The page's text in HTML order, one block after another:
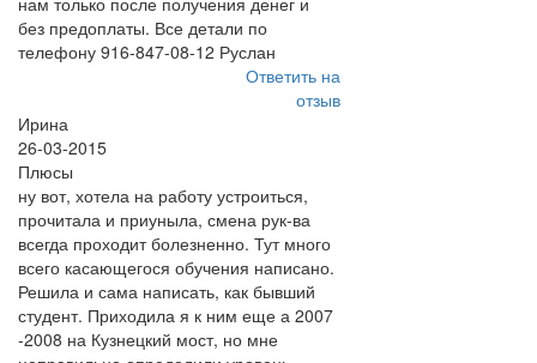
без предоплаты. Все детали по
телефону 916-847-08-12 Руслан
Ответить на
отзыв
Ирина
26-03-2015
Плюсы
ну вот, хотела на работу устроиться,
прочитала и приуныла, смена рук-ва
всегда проходит болезненно. Тут много
всего касающегося обучения написано.
Решила и сама написать, как бывший
студент. Приходила я к ним еще а 2007
-2008 на Кузнецкий мост, но мне